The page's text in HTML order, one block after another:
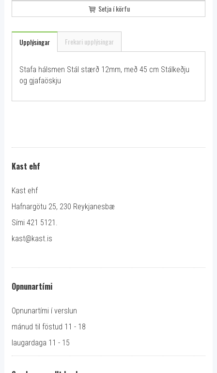
Setja í körfu
Upplýsingar Frekari upplýsingar
Stafa hálsmen Stál stærð 12mm, með 45 cm Stálkeðju
og gjafaöskju
Kast ehf
Kast ehf
Hafnargötu 25, 230 Reykjanesbæ
Sími 421 5121.
kast@kast.is
Opnunartími
Opnunartími í verslun
mánud til föstud 11 - 18
laugardaga 11 - 15